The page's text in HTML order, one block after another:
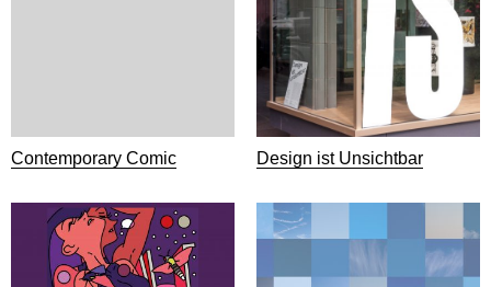
Contemporary Comic Design ist Unsichtbar